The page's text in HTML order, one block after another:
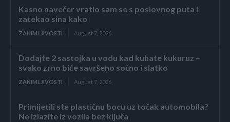
Kasno navečer vratio sam se s poslovnog puta i
zatekao sina kako
ZANIMLJIVOSTI August 7, 2026
Dodajte 2 sastojka u vodu kad kuhate kukuruz –
svako zrno biće savršeno sočno i slatko
ZANIMLJIVOSTI August 7, 2026
Primijetili ste plastičnu bocu uz točak automobila?
Ne izlazite iz vozila bez ključa